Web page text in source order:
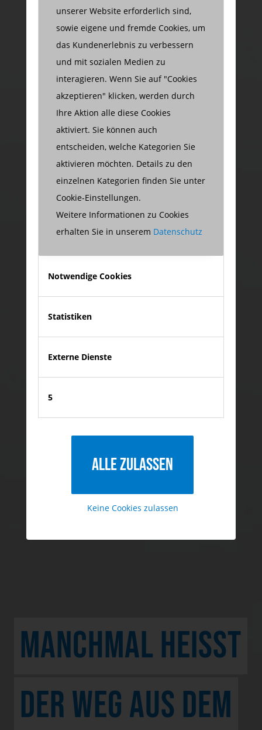
unserer Website erforderlich sind,
sowie eigene und fremde Cookies, um
das Kundenerlebnis zu verbessern
und mit sozialen Medien zu
interagieren. Wenn Sie auf "Cookies
akzeptieren" klicken, werden durch
Ihre Aktion alle diese Cookies
aktiviert. Sie können auch
entscheiden, welche Kategorien Sie
aktivieren möchten. Details zu den
einzelnen Kategorien finden Sie unter
Cookie-Einstellungen.
Weitere Informationen zu Cookies
erhalten Sie in unserem Datenschutz
Notwendige Cookies
Statistiken
Externe Dienste
5
Alle zulassen
Keine Cookies zulassen
MANCHMAL HEISST D
ER WEG AUS DEM N